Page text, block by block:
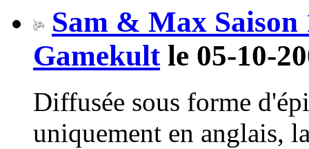
Sam & Max Saison
Gamekultle 05-10-
Diffusée sous forme
uniquement en anglais,